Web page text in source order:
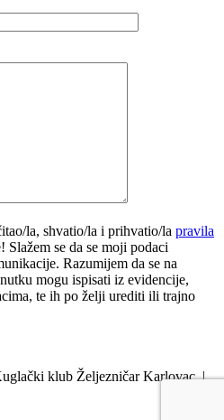
la, shvatio/la i prihvatio/la pravila
Slažem se da se moji podaci
Razumijem da se na
mogu ispisati iz evidencije,
te ih po želji urediti ili trajno
klub Željezničar Karlovac. |